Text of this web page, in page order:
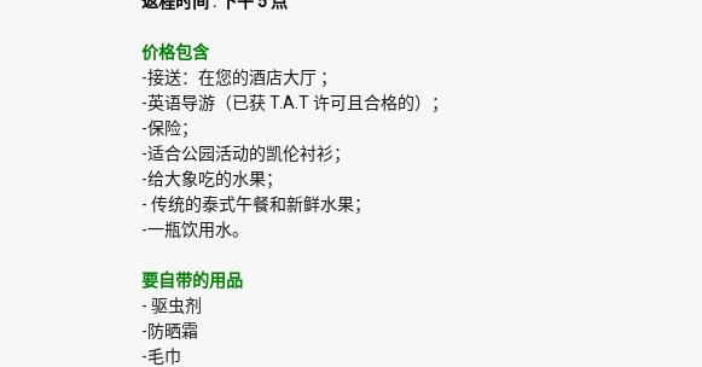
价格包含
-接送：在您的酒店大厅 ；
-英语导游（已获 T.A.T 许可且合格的）；
-保险；
-适合公园活动的凯伦衬衫；
-给大象吃的水果；
- 传统的泰式午餐和新鲜水果；
-一瓶饮用水。
要自带的用品
- 驱虫剂
-防晒霜
-毛巾